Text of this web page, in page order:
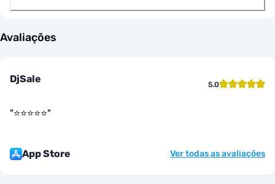
Avaliações
DjSale 5.0
"⭐️⭐️⭐️⭐️⭐️"
App Store Ver todas as avaliações